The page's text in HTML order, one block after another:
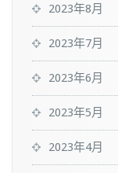
2023年8月
2023年7月
2023年6月
2023年5月
2023年4月